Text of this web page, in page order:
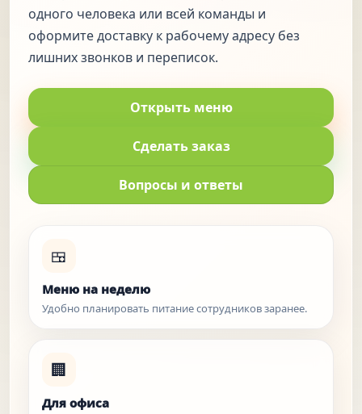
одного человека или всей команды и
оформите доставку к рабочему адресу без
лишних звонков и переписок.
Открыть меню
Сделать заказ
Вопросы и ответы
🍱
Меню на неделю
Удобно планировать питание сотрудников заранее.
🏢
Для офиса